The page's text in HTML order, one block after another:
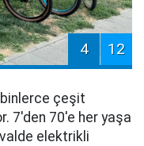
4 12
çeşit
7'den 70'e her yaşa
elektrikli